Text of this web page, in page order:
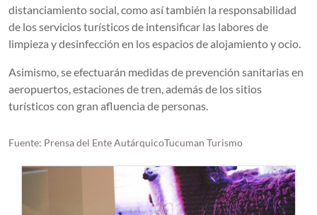
distanciamiento social, como así también la responsabilidad
de los servicios turísticos de intensificar las labores de
limpieza y desinfección en los espacios de alojamiento y ocio.
Asimismo, se efectuarán medidas de prevención sanitarias en
aeropuertos, estaciones de tren, además de los sitios
turísticos con gran afluencia de personas.
Fuente: Prensa del Ente AutárquicoTucuman Turismo